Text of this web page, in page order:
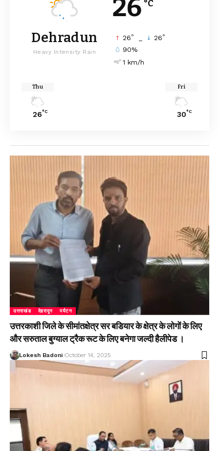
26 °C
Dehradun
Heavy Intensity Rain
26° 26°
90%
1 km/h
Thu
26°C
Fri
30°C
उत्तराखंड देहरादून पर्यटन
उत्तरकाशी जिले के सीमांतक्षेत्र सर बडियार के क्षेत्र के लोगों के लिए
और सरुताल बुग्याल ट्रैक रूट के लिए बनेगा जल्दी हैलीपेड ।
Lokesh Badoni October 14, 2025